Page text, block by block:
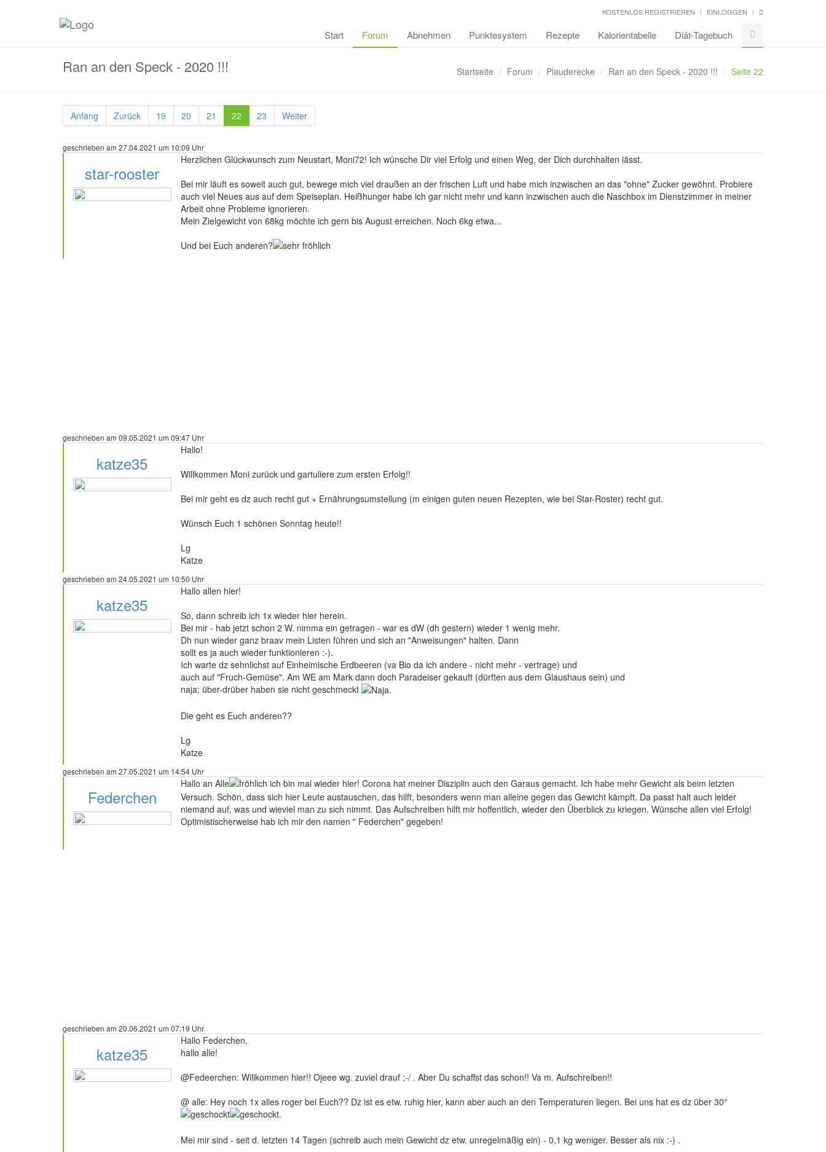
KOSTENLOS REGISTRIEREN EINLOGGEN
Start Forum Abnehmen Punktesystem Rezepte Kalorientabelle Diät-Tagebuch
Ran an den Speck - 2020 !!! Startseite Forum Plauderecke Ran an den Speck - 2020 !!! Seite 22
Anfang Zurück 19 20 21 22 23 Weiter
geschrieben am 27.04.2021 um 10:09 Uhr
star-rooster
Herzlichen Glückwunsch zum Neustart, Moni72! Ich wünsche Dir viel Erfolg und einen Weg, der Dich durchhalten lässt.
Bei mir läuft es soweit auch gut, bewege mich viel draußen an der frischen Luft und habe mich inzwischen an das "ohne" Zucker gewöhnt. Probiere
auch viel Neues aus auf dem Speiseplan. Heißhunger habe ich gar nicht mehr und kann inzwischen auch die Naschbox im Dienstzimmer in meiner
Arbeit ohne Probleme ignorieren.
Mein Zielgewicht von 68kg möchte ich gern bis August erreichen. Noch 6kg etwa...
Und bei Euch anderen?
geschrieben am 09.05.2021 um 09:47 Uhr
katze35
Hallo!
Willkommen Moni zurück und gartuliere zum ersten Erfolg!!
Bei mir geht es dz auch recht gut + Ernährungsumstellung (m einigen guten neuen Rezepten, wie bei Star-Roster) recht gut.
Wünsch Euch 1 schönen Sonntag heute!!
Lg
Katze
geschrieben am 24.05.2021 um 10:50 Uhr
katze35
Hallo allen hier!
So, dann schreib ich 1x wieder hier herein.
Bei mir - hab jetzt schon 2 W. nimma ein getragen - war es dW (dh gestern) wieder 1 wenig mehr.
Dh nun wieder ganz braav mein Listen führen und sich an "Anweisungen" halten. Dann
sollt es ja auch wieder funktionieren :-).
Ich warte dz sehnlichst auf Einheimische Erdbeeren (va Bio da ich andere - nicht mehr - vertrage) und
auch auf "Fruch-Gemüse". Am WE am Mark dann doch Paradeiser gekauft (dürften aus dem Glaushaus sein) und
naja; über-drüber haben sie nicht geschmeckt
.
Die geht es Euch anderen??
Lg
Katze
geschrieben am 27.05.2021 um 14:54 Uhr
Federchen
Hallo an Alle
ich bin mal wieder hier! Corona hat meiner Disziplin auch den Garaus gemacht. Ich habe mehr Gewicht als beim letzten
Versuch. Schön, dass sich hier Leute austauschen, das hilft, besonders wenn man alleine gegen das Gewicht kämpft. Da passt halt auch leider
niemand auf, was und wieviel man zu sich nimmt. Das Aufschreiben hilft mir hoffentlich, wieder den Überblick zu kriegen. Wünsche allen viel Erfolg!
Optimistischerweise hab ich mir den namen " Federchen" gegeben!
geschrieben am 20.06.2021 um 07:19 Uhr
katze35
Hallo Federchen,
hallo alle!
@Fedeerchen: Willkommen hier!! Ojeee wg. zuviel drauf ;-/ . Aber Du schaffst das schon!! Va m. Aufschreiben!!
@ alle: Hey noch 1x alles roger bei Euch?? Dz ist es etw. ruhig hier, kann aber auch an den Temperaturen liegen. Bei uns hat es dz über 30°
.
Mei mir sind - seit d. letzten 14 Tagen (schreib auch mein Gewicht dz etw. unregelmäßig ein) - 0,1 kg weniger. Besser als nix :-) .